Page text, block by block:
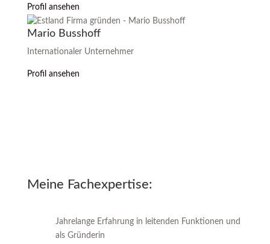
Profil ansehen
Mario Busshoff
Internationaler Unternehmer
Profil ansehen
Meine Fachexpertise:
Jahrelange Erfahrung in leitenden Funktionen und
als Gründerin